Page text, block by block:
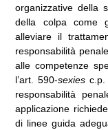
organizzative della
della colpa come
alleviare il
responsabilità
alle competenze
l’art. 590-sexies
responsabilità
applicazione
di linee guida